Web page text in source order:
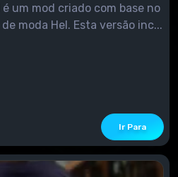
um mod criado com base no
moda Hel. Esta versão inc...
Ir Para